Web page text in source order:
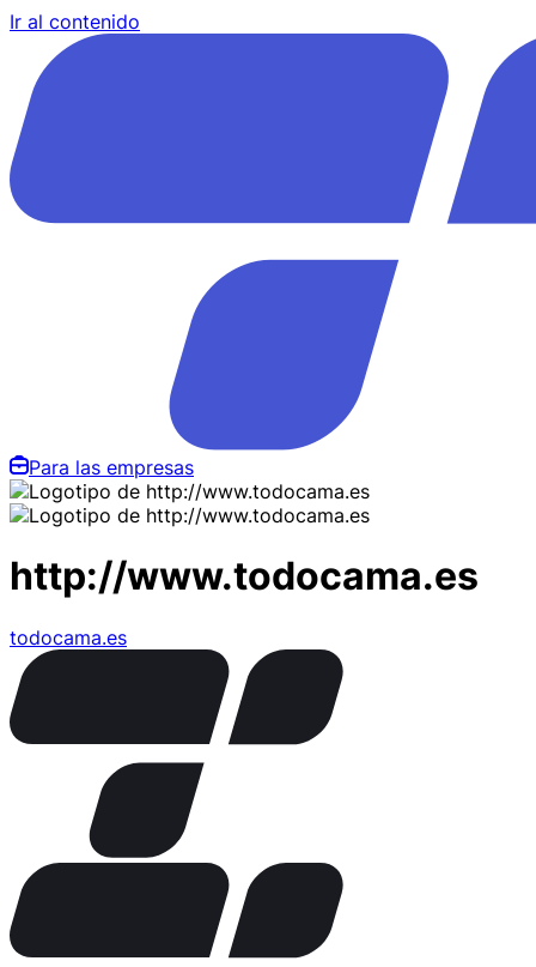
Ir al contenido
Para las empresas
http://www.todocama.es
todocama.es